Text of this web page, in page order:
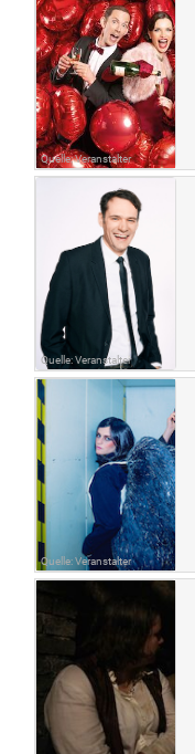
Quelle: Veranstalter
Quelle: Veranstalter
Quelle: Veranstalter